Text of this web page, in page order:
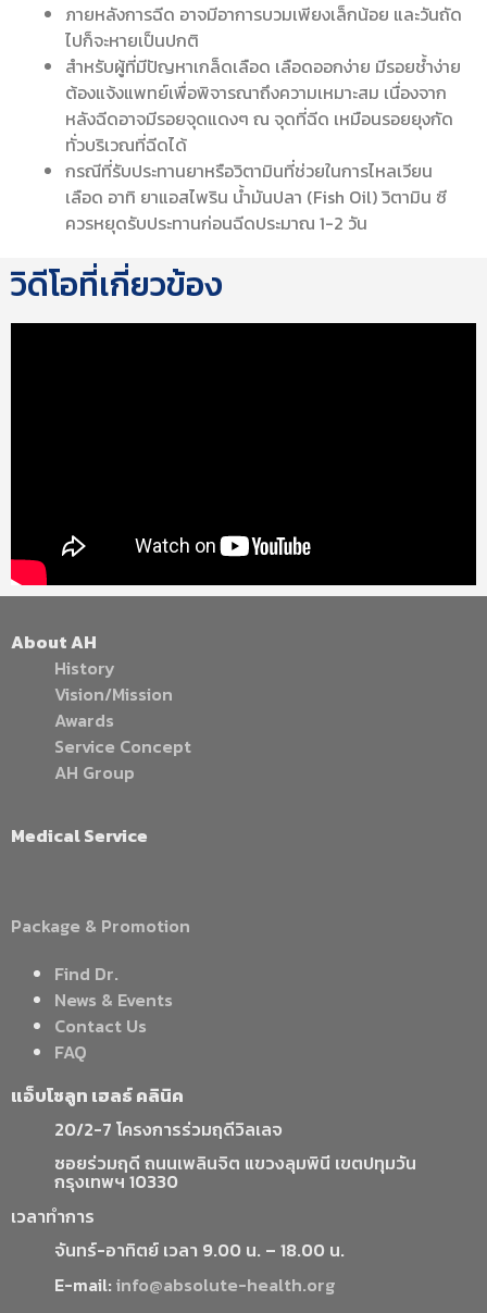
ภายหลังการฉีด อาจมีอาการบวมเพียงเล็กน้อย และวันถัด
ไปก็จะหายเป็นปกติ
สำหรับผู้ที่มีปัญหาเกล็ดเลือด เลือดออกง่าย มีรอยช้ำง่าย
ต้องแจ้งแพทย์เพื่อพิจารณาถึงความเหมาะสม เนื่องจาก
หลังฉีดอาจมีรอยจุดแดงๆ ณ จุดที่ฉีด เหมือนรอยยุงกัด
ทั่วบริเวณที่ฉีดได้
กรณีที่รับประทานยาหรือวิตามินที่ช่วยในการไหลเวียน
เลือด อาทิ ยาแอสไพริน น้ำมันปลา (Fish Oil) วิตามิน ซี
ควรหยุดรับประทานก่อนฉีดประมาณ 1-2 วัน
วิดีโอที่เกี่ยวข้อง
About AH
History
Vision/Mission
Awards
Service Concept
AH Group
Medical Service
Package & Promotion
Find Dr.
News & Events
Contact Us
FAQ
แอ็บโซลูท เฮลธ์ คลินิค
20/2-7 โครงการร่วมฤดีวิลเลจ
ซอยร่วมฤดี ถนนเพลินจิต แขวงลุมพินี เขตปทุมวัน
กรุงเทพฯ 10330
เวลาทำการ
จันทร์-อาทิตย์ เวลา 9.00 น. – 18.00 น.
E-mail: info@absolute-health.org